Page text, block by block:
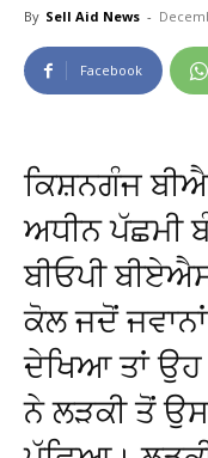
By Sell Aid News -
Facebook
ਕਿਸ਼ਨਗੰਜ
ਅਧੀਨ ਪੱਛਮੀ
ਬੀਓਪੀ
ਕੋਲ ਜਦੋਂ
ਦੇਖਿਆ ਤਾਂ ਉਹ
ਨੇ ਲੜਕੀ ਤੋਂ